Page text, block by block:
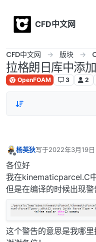
CFD中文网
CFD中文网 版块
拉格朗日库中添
OpenFOAM 3 2
杨英狄写于2022年3月19日
最后由 编辑
各位好
我在kinematicparcel.C
但是在编译的时候出现警
这个警告的意思是我哪里